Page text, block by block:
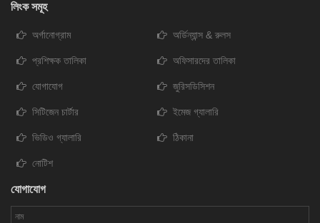
লিংক সমূহ
অর্গানোগ্রাম অর্ডিন্যান্স & রুলস
প্রশিক্ষক তালিকা অফিসারদের তালিকা
যোগাযোগ জুরিসডিসিশন
সিটিজেন চার্টার ইমেজ গ্যালারি
ভিডিও গ্যালারি ঠিকানা
নোটিশ
যোগাযোগ